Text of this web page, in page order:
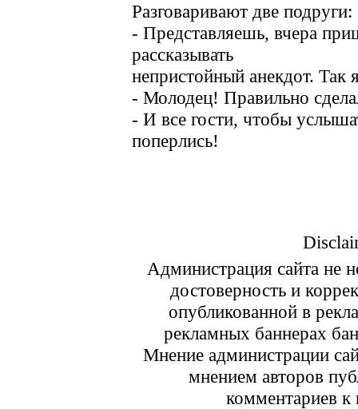
Разговаривают две подруги:
- Представляешь, вчера
рассказывать
непристойный анекдот. Так
- Молодец! Правильно
- И все гости, чтобы
поперлись!
Администрация сайта не
достоверность и
опубликованной в
рекламных баннерах
Мнение администрации
мнением авторов
комментариев к